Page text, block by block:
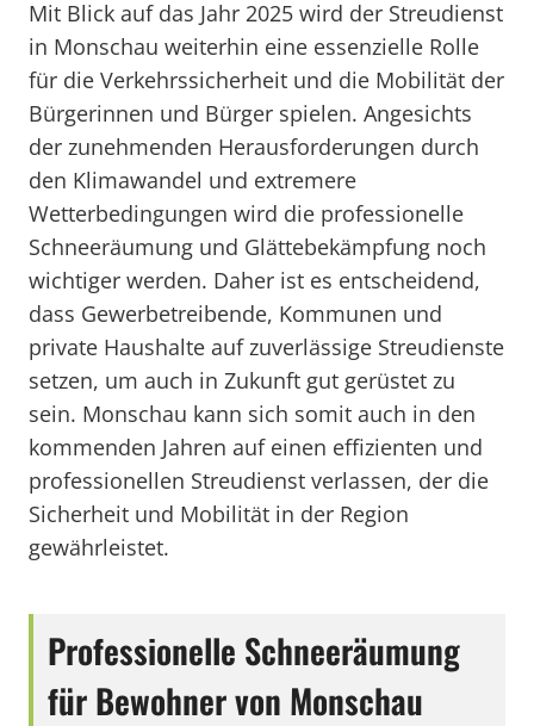
Mit Blick auf das Jahr 2025 wird der Streudienst
in Monschau weiterhin eine essenzielle Rolle
für die Verkehrssicherheit und die Mobilität der
Bürgerinnen und Bürger spielen. Angesichts
der zunehmenden Herausforderungen durch
den Klimawandel und extremere
Wetterbedingungen wird die professionelle
Schneeräumung und Glättebekämpfung noch
wichtiger werden. Daher ist es entscheidend,
dass Gewerbetreibende, Kommunen und
private Haushalte auf zuverlässige Streudienste
setzen, um auch in Zukunft gut gerüstet zu
sein. Monschau kann sich somit auch in den
kommenden Jahren auf einen effizienten und
professionellen Streudienst verlassen, der die
Sicherheit und Mobilität in der Region
gewährleistet.
Professionelle Schneeräumung
für Bewohner von Monschau